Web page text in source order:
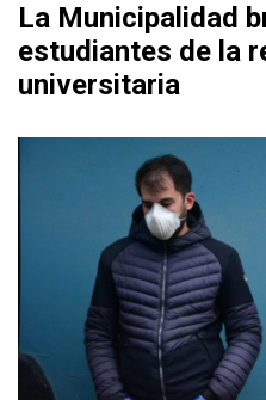
La Municipalidad
estudiantes de la
universitaria